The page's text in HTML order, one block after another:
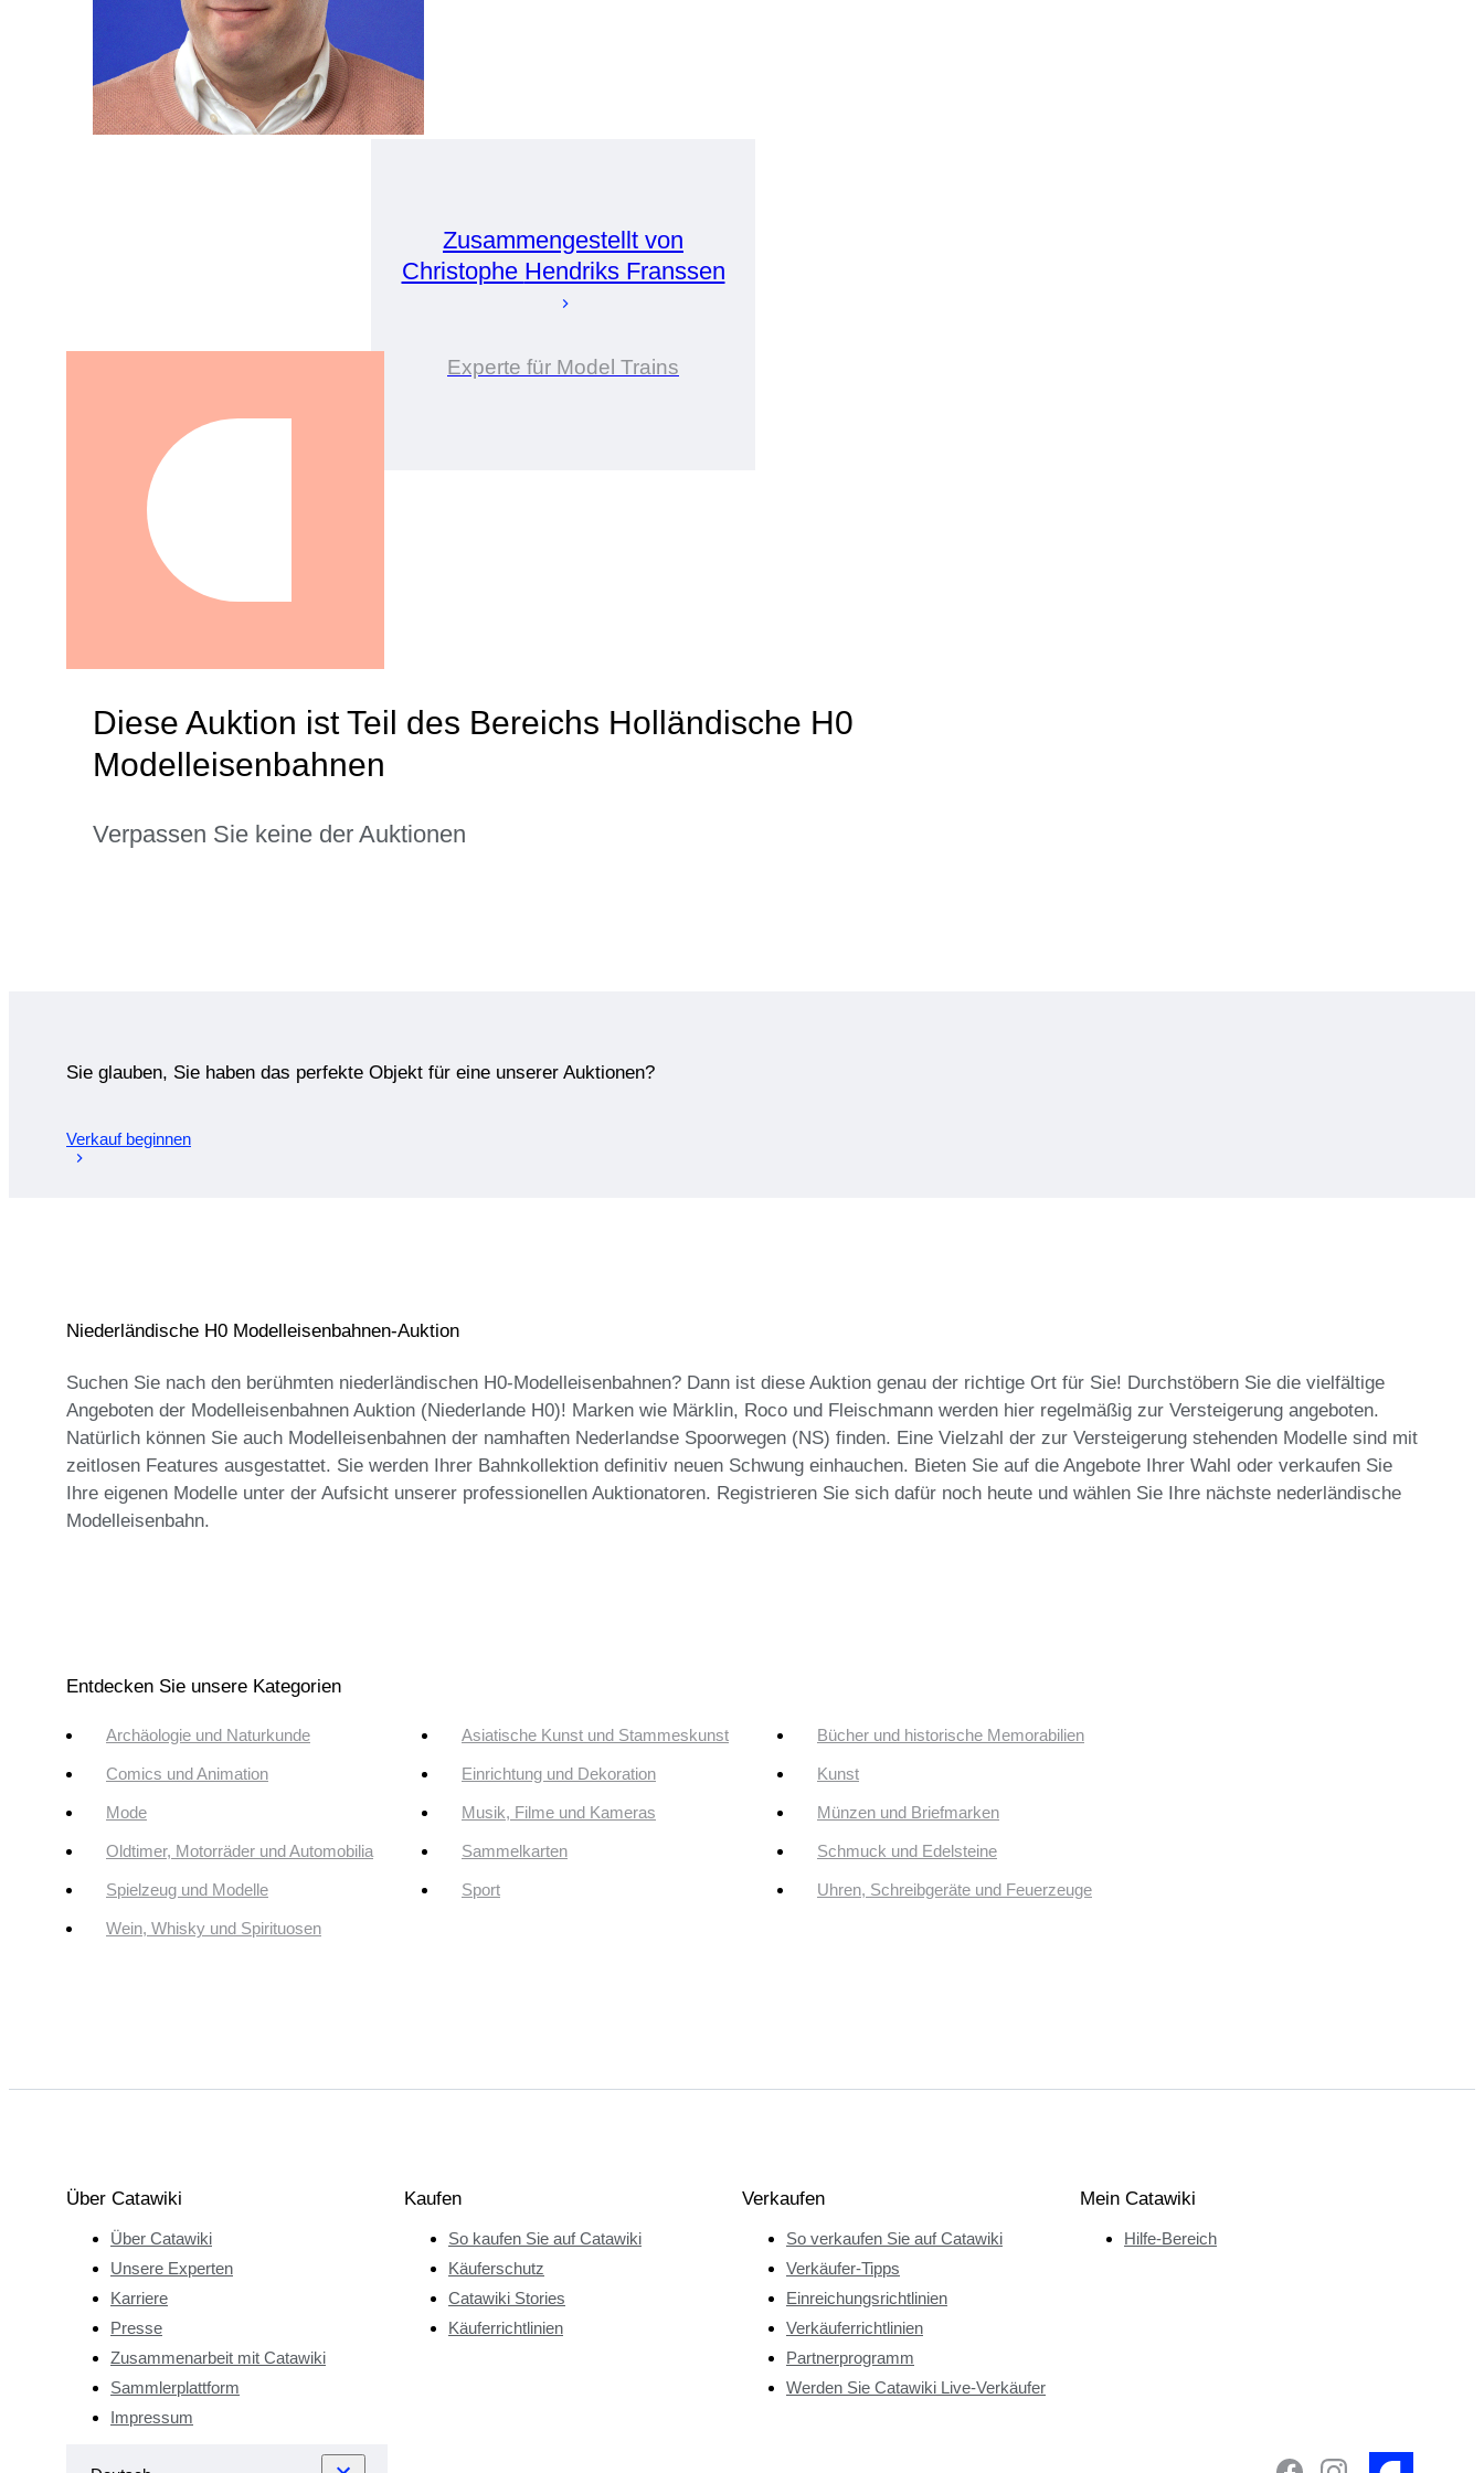
Zusammengestellt von
Christophe Hendriks Franssen
Experte für Model Trains
Diese Auktion ist Teil des Bereichs Holländische H0
Modelleisenbahnen
Verpassen Sie keine der Auktionen
Sie glauben, Sie haben das perfekte Objekt für eine unserer Auktionen?
Verkauf beginnen
Niederländische H0 Modelleisenbahnen-Auktion
Suchen Sie nach den berühmten niederländischen H0-Modelleisenbahnen? Dann ist diese Auktion genau der richtige Ort für Sie! Durchstöbern Sie die vielfältige
Angeboten der Modelleisenbahnen Auktion (Niederlande H0)! Marken wie Märklin, Roco und Fleischmann werden hier regelmäßig zur Versteigerung angeboten.
Natürlich können Sie auch Modelleisenbahnen der namhaften Nederlandse Spoorwegen (NS) finden. Eine Vielzahl der zur Versteigerung stehenden Modelle sind mit
zeitlosen Features ausgestattet. Sie werden Ihrer Bahnkollektion definitiv neuen Schwung einhauchen. Bieten Sie auf die Angebote Ihrer Wahl oder verkaufen Sie
Ihre eigenen Modelle unter der Aufsicht unserer professionellen Auktionatoren. Registrieren Sie sich dafür noch heute und wählen Sie Ihre nächste nederländische
Modelleisenbahn.
Entdecken Sie unsere Kategorien
Archäologie und Naturkunde Asiatische Kunst und Stammeskunst Bücher und historische Memorabilien
Comics und Animation Einrichtung und Dekoration Kunst
Mode Musik, Filme und Kameras Münzen und Briefmarken
Oldtimer, Motorräder und Automobilia Sammelkarten Schmuck und Edelsteine
Spielzeug und Modelle Sport Uhren, Schreibgeräte und Feuerzeuge
Wein, Whisky und Spirituosen
Über Catawiki
Über Catawiki
Unsere Experten
Karriere
Presse
Zusammenarbeit mit Catawiki
Sammlerplattform
Impressum
Kaufen
So kaufen Sie auf Catawiki
Käuferschutz
Catawiki Stories
Käuferrichtlinien
Verkaufen
So verkaufen Sie auf Catawiki
Verkäufer-Tipps
Einreichungsrichtlinien
Verkäuferrichtlinien
Partnerprogramm
Werden Sie Catawiki Live-Verkäufer
Mein Catawiki
Hilfe-Bereich